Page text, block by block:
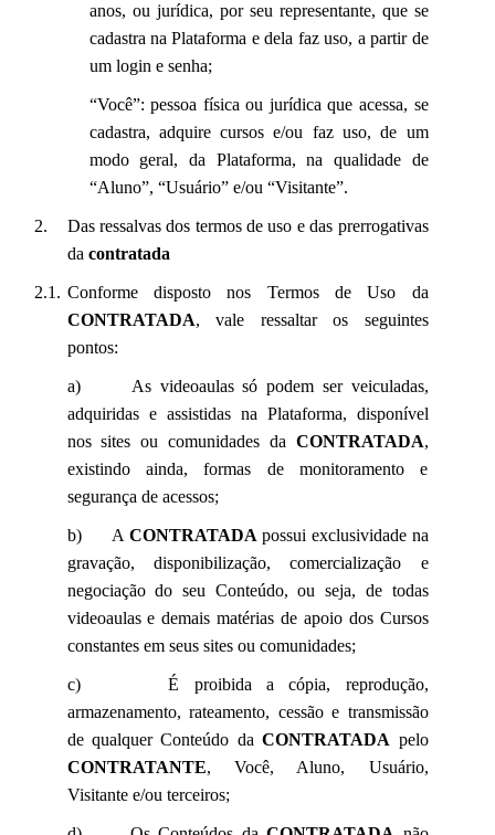
anos, ou jurídica, por seu representante, que se
cadastra na Plataforma e dela faz uso, a partir de
um login e senha;
“Você”: pessoa física ou jurídica que acessa, se
cadastra, adquire cursos e/ou faz uso, de um
modo geral, da Plataforma, na qualidade de
“Aluno”, “Usuário” e/ou “Visitante”.
Das ressalvas dos termos de uso e das prerrogativas
da contratada
Conforme disposto nos Termos de Uso da
CONTRATADA, vale ressaltar os seguintes
pontos:
a) As videoaulas só podem ser veiculadas,
adquiridas e assistidas na Plataforma, disponível
nos sites ou comunidades da CONTRATADA,
existindo ainda, formas de monitoramento e
segurança de acessos;
b) A CONTRATADApossui exclusividade na
gravação, disponibilização, comercialização e
negociação do seu Conteúdo, ou seja, de todas
videoaulas e demais matérias de apoio dos Cursos
constantes em seus sites ou comunidades;
c) É proibida a cópia, reprodução,
armazenamento, rateamento, cessão e transmissão
de qualquer Conteúdo daCONTRATADA pelo
CONTRATANTE, Você, Aluno, Usuário,
Visitante e/ou terceiros;